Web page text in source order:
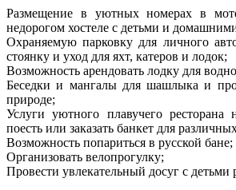
Размещение в уютных номерах в
недорогом хостеле с детьми и
Охраняемую парковку для личного
стоянку и уход для яхт, катеров и лодок;
Возможность арендовать лодку для
Беседки и мангалы для шашлыка и
природе;
Услуги уютного плавучего ресторана
поесть или заказать банкет для
Возможность попариться в русской бане;
Организовать велопрогулку;
Провести увлекательный досуг с детьми